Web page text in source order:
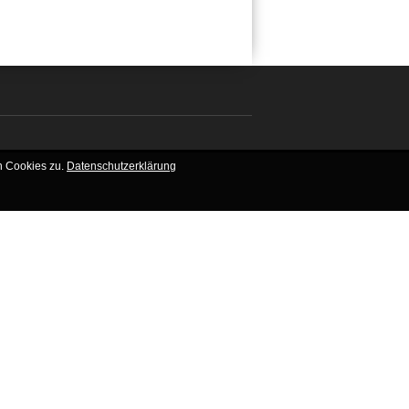
Cookies zu. Datenschutzerklärung